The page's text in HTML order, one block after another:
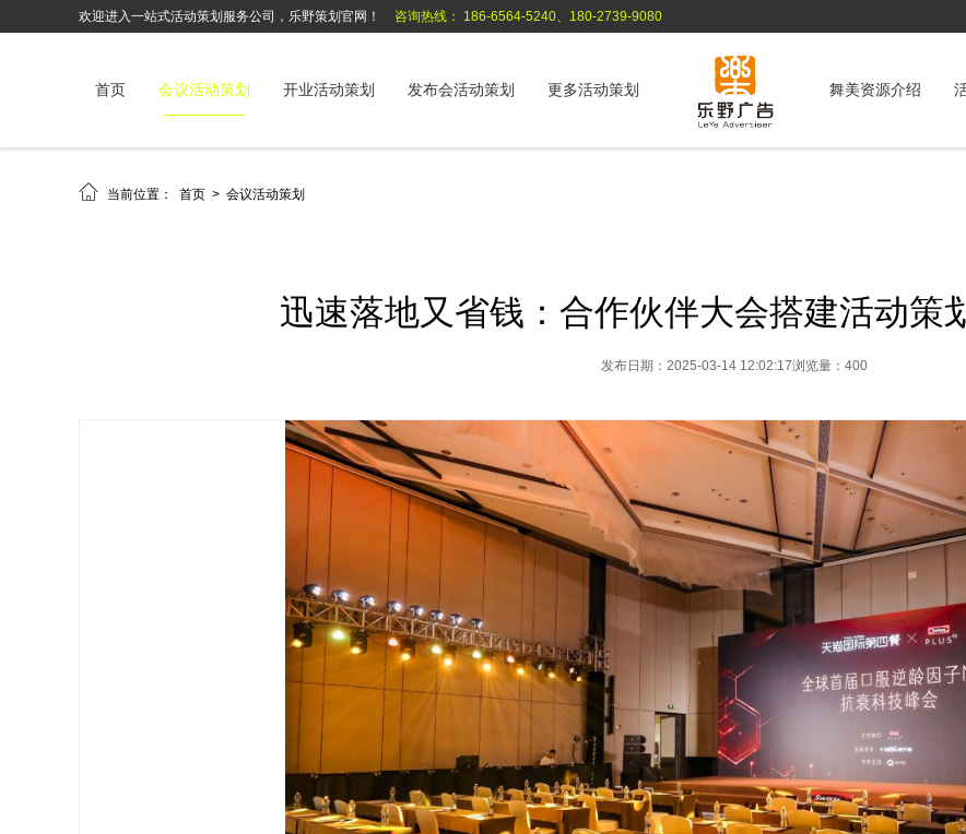
欢迎进入一站式活动策划服务公司，乐野策划官网！ 咨询热线： 186-6564-5240、180-2739-9080
首页 会议活动策划 开业活动策划 发布会活动策划 更多活动策划 舞美资源介绍
 当前位置： 首页 > 会议活动策划
迅速落地又省钱：合作伙伴大会搭建活动策
发布日期：2025-03-14 12:02:17浏览量：400